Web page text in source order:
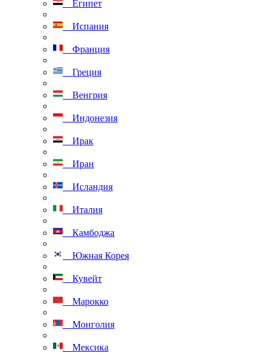
Египет
Испания
Франция
Греция
Венгрия
Индонезия
Ирак
Иран
Исландия
Италия
Камбоджа
Южная Корея
Кувейт
Марокко
Монголия
Мексика